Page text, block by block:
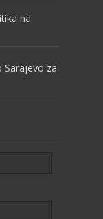
na
Sarajevo za